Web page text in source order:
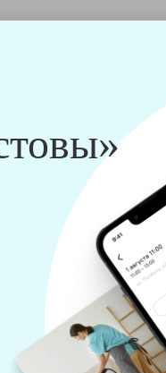
24 до 40 лет.
в службе
клинеры привозят с